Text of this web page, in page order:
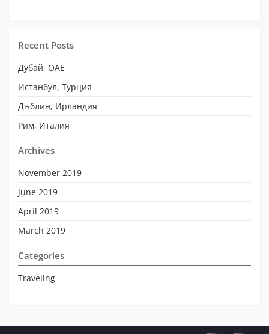
Recent Posts
Дубай, ОАЕ
Истанбул, Турция
Дъблин, Ирландия
Рим, Италия
Archives
November 2019
June 2019
April 2019
March 2019
Categories
Traveling